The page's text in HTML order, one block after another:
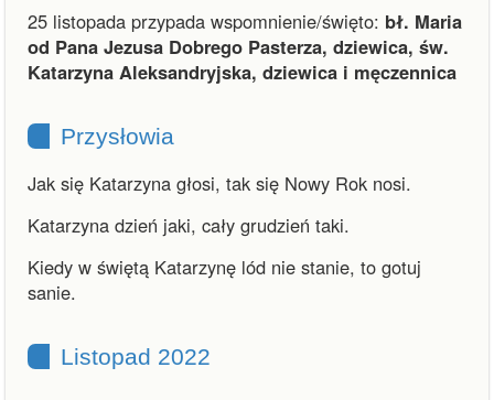
25 listopada przypada wspomnienie/święto: bł. Maria
od Pana Jezusa Dobrego Pasterza, dziewica, św.
Katarzyna Aleksandryjska, dziewica i męczennica
Przysłowia
Jak się Katarzyna głosi, tak się Nowy Rok nosi.
Katarzyna dzień jaki, cały grudzień taki.
Kiedy w świętą Katarzynę lód nie stanie, to gotuj
sanie.
Listopad 2022